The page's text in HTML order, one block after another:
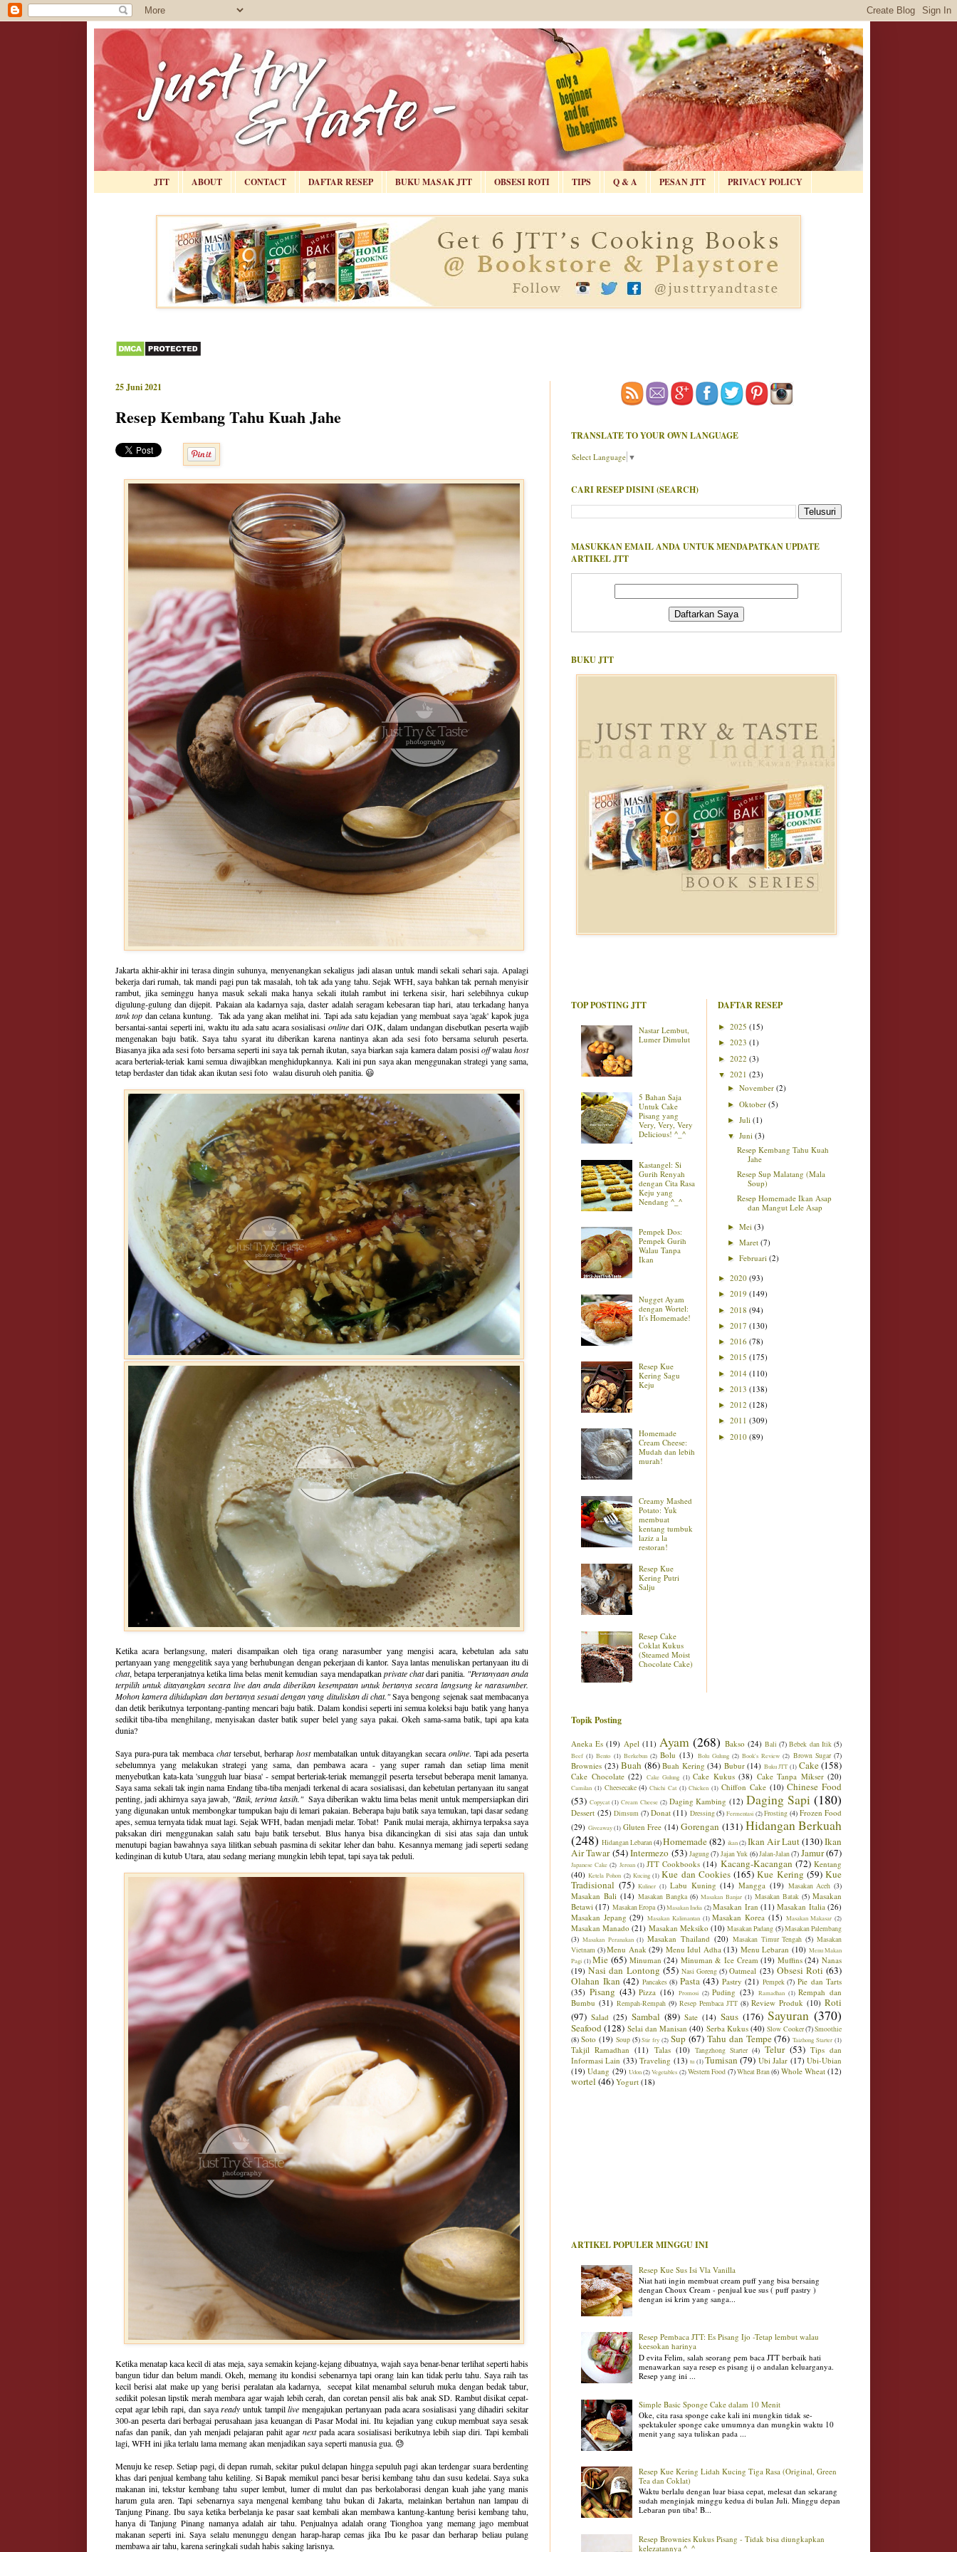
JTT ABOUT CONTACT DAFTAR RESEP BUKU MASAK JTT OBSESI ROTI TIPS Q & A PESAN JTT PRIVACY POLICY
25 Juni 2021
Resep Kembang Tahu Kuah Jahe
Jakarta akhir-akhir ini terasa dingin suhunya, menyenangkan sekaligus jadi alasan untuk mandi sekali sehari saja. Apalagi
bekerja dari rumah, tak mandi pagi pun tak masalah, toh tak ada yang tahu. Sejak WFH, saya bahkan tak pernah menyisir
rambut, jika seminggu hanya masuk sekali maka hanya sekali itulah rambut ini terkena sisir, hari selebihnya cukup
digulung-gulung dan dijepit. Pakaian ala kadarnya saja, daster adalah seragam kebesaran tiap hari, atau terkadang hanya
tank top dan celana kuntung. Tak ada yang akan melihat ini. Tapi ada satu kejadian yang membuat saya 'agak' kapok juga
bersantai-santai seperti ini, waktu itu ada satu acara sosialisasi onlinedari OJK, dalam undangan disebutkan peserta wajib
mengenakan baju batik. Saya tahu syarat itu diberikan karena nantinya akan ada sesi foto bersama seluruh peserta.
Biasanya jika ada sesi foto bersama seperti ini saya tak pernah ikutan, saya biarkan saja kamera dalam posisioffwalauhost
acara berteriak-teriak kami semua diwajibkan menghidupkannya. Kali ini pun saya akan menggunakan strategi yang sama,
tetap berdaster dan tidak akan ikutan sesi foto walau disuruh oleh panitia. 😃
Ketika acara berlangsung, materi disampaikan oleh tiga orang narasumber yang mengisi acara, kebetulan ada satu
pertanyaan yang menggelitik saya yang berhubungan dengan pekerjaan di kantor. Saya lantas menuliskan pertanyaan itu di
chat, betapa terperanjatnya ketika lima belas menit kemudian saya mendapatkanprivate chatdari panitia. "Pertanyaan anda
terpilih untuk ditayangkan secara live dan anda diberikan kesempatan untuk bertanya secara langsung ke narasumber.
Mohon kamera dihidupkan dan bertanya sesuai dengan yang dituliskan di chat."Saya bengong sejenak saat membacanya
dan detik berikutnya terpontang-panting mencari baju batik. Dalam kondisi seperti ini semua koleksi baju batik yang hanya
sedikit tiba-tiba menghilang, menyisakan daster batik super belel yang saya pakai. Okeh sama-sama batik, tapi apa kata
dunia?
Saya pura-pura tak membaca chattersebut, berharaphostmembatalkan untuk ditayangkan secara online. Tapi ada peserta
sebelumnya yang melakukan strategi yang sama, dan pembawa acara - yang super ramah dan setiap lima menit
menyebutkan kata-kata 'sungguh luar biasa' - sempat berteriak-teriak memanggil peserta tersebut beberapa menit lamanya.
Saya sama sekali tak ingin nama Endang tiba-tiba menjadi terkenal di acara sosialisasi, dan kebetulan pertanyaan itu sangat
penting, jadi akhirnya saya jawab, "Baik, terima kasih."Saya diberikan waktu lima belas menit untuk mempersiapkan diri
yang digunakan untuk membongkar tumpukan baju di lemari pakaian. Beberapa baju batik saya temukan, tapi dasar sedang
apes, semua ternyata tidak muat lagi. Sejak WFH, badan menjadi melar. Tobat! Panik mulai meraja, akhirnya terpaksa saya
paksakan diri menggunakan salah satu baju batik tersebut. Blus hanya bisa dikancingkan di sisi atas saja dan untuk
menutupi bagian bawahnya saya lilitkan sebuah pasmina di sekitar leher dan bahu. Kesannya memang jadi seperti sedang
kedinginan di kutub Utara, atau sedang meriang mungkin lebih tepat, tapi saya tak peduli.
Ketika menatap kaca kecil di atas meja, saya semakin kejang-kejang dibuatnya, wajah saya benar-benar terlihat seperti habis
bangun tidur dan belum mandi. Okeh, memang itu kondisi sebenarnya tapi orang lain kan tidak perlu tahu. Saya raih tas
kecil berisi alat make up yang berisi peralatan ala kadarnya, secepat kilat menambal seluruh muka dengan bedak tabur,
sedikit polesan lipstik merah membara agar wajah lebih cerah, dan coretan pensil alis bak anak SD. Rambut disikat cepat-
cepat agar lebih rapi, dan sayaready untuk tampillivemengajukan pertanyaan pada acara sosialisasi yang dihadiri sekitar
300-an peserta dari berbagai perusahaan jasa keuangan di Pasar Modal ini. Itu kejadian yang cukup membuat saya sesak
nafas dan panik, dan yah menjadi pelajaran pahit agar nextpada acara sosialisasi berikutnya lebih siap diri. Tapi kembali
lagi, WFH ini jika terlalu lama memang akan menjadikan saya seperti manusia gua. 😓
Menuju ke resep. Setiap pagi, di depan rumah, sekitar pukul delapan hingga sepuluh pagi akan terdengar suara berdenting
khas dari penjual kembang tahu keliling. Si Bapak memikul panci besar berisi kembang tahu dan susu kedelai. Saya suka
makanan ini, tekstur kembang tahu super lembut, lumer di mulut dan pas berkolaborasi dengan kuah jahe yang manis
harum gula aren. Tapi sebenarnya saya mengenal kembang tahu bukan di Jakarta, melainkan bertahun nan lampau di
Tanjung Pinang. Ibu saya ketika berbelanja ke pasar saat kembali akan membawa kantung-kantung berisi kembang tahu,
hanya di Tanjung Pinang namanya adalah air tahu. Penjualnya adalah orang Tionghoa yang memang jago membuat
makanan seperti ini. Saya selalu menunggu dengan harap-harap cemas jika Ibu ke pasar dan berharap beliau pulang
membawa air tahu, karena seringkali sudah habis saking larisnya.
TRANSLATE TO YOUR OWN LANGUAGE
Select Language ▼
CARI RESEP DISINI (SEARCH)
MASUKKAN EMAIL ANDA UNTUK MENDAPATKAN UPDATE
ARTIKEL JTT
BUKU JTT
TOP POSTING JTT
Nastar Lembut,
Lumer Dimulut
5 Bahan Saja
Untuk Cake
Pisang yang
Very, Very, Very
Delicious! ^_^
Kastangel: Si
Gurih Renyah
dengan Cita Rasa
Keju yang
Nendang ^_^
Pempek Dos:
Pempek Gurih
Walau Tanpa
Ikan
Nugget Ayam
dengan Wortel:
It's Homemade!
Resep Kue
Kering Sagu
Keju
Homemade
Cream Cheese:
Mudah dan lebih
murah!
Creamy Mashed
Potato: Yuk
membuat
kentang tumbuk
laziz a la
restoran!
Resep Kue
Kering Putri
Salju
Resep Cake
Coklat Kukus
(Steamed Moist
Chocolate Cake)
DAFTAR RESEP
► 2025 (15)
► 2023 (1)
► 2022 (3)
▼ 2021 (23)
►November(2)
►Oktober(5)
►Juli(1)
▼Juni(3)
Resep Kembang Tahu Kuah
Jahe
Resep Sup Malatang (Mala
Soup)
Resep Homemade Ikan Asap
dan Mangut Lele Asap
►Mei(3)
►Maret(7)
►Februari(2)
► 2020 (93)
► 2019 (149)
► 2018 (94)
► 2017 (130)
► 2016 (78)
► 2015 (175)
► 2014 (110)
► 2013 (138)
► 2012 (128)
► 2011 (309)
► 2010 (89)
Topik Posting
Aneka Es (19) Apel (11) Ayam (268) Bakso (24) Bali (7) Bebek dan Itik (5)
Beef (1) Bento (1) Berkebun (2) Bolu (13) Bolu Gulung (2) Book's Review (2) Brown Sugar (7)
Brownies (23) Buah (86) Buah Kering (34) Bubur (14) Buku JTT (1) Cake(158)
Cake Chocolate (22) Cake Gulung (1) Cake Kukus (38) Cake Tanpa Mikser (20)
Camilan (1) Cheesecake (4) Chichi Cat (1) Chicken (1) Chiffon Cake (10) Chinese Food
(53) Copycat (1) Cream Cheese (2) Daging Kambing (12) Daging Sapi (180)
Dessert (25) Dimsum (7) Donat (11) Dressing (5) Fermentasi (2) Frosting (4) Frozen Food
(29) Giveaway (1) Gluten Free (14) Gorengan (131) Hidangan Berkuah
(248) Hidangan Lebaran(4)Homemade(82) ikan (2) Ikan Air Laut(130)Ikan
Air Tawar (54)Intermezo (53) Jagung(7) Jajan Yuk (6)Jalan-Jalan(7) Jamur(67)
Japanese Cake (2) Jeroan (1) JTT Cookbooks (14) Kacang-Kacangan (72) Kentang
(40) Ketela Pohon (2) Kucing (1) Kue dan Cookies (165) Kue Kering (59) Kue
Tradisional (75) Kuliner (1) Labu Kuning (14) Mangga (19) Masakan Aceh (3)
Masakan Bali (14) Masakan Bangka (6) Masakan Banjar (1) Masakan Batak (5) Masakan
Betawi (17) Masakan Eropa (3) Masakan India (2) Masakan Iran (11) Masakan Italia (26)
Masakan Jepang (29) Masakan Kalimantan (1) Masakan Korea (15) Masakan Makasar (2)
Masakan Manado (21) Masakan Meksiko (10) Masakan Padang (5)Masakan Palembang
(3) Masakan Peranakan (1) Masakan Thailand (20) Masakan Timur Tengah (5) Masakan
Vietnam (3)Menu Anak (29) Menu Idul Adha (13) Menu Lebaran (10) Menu Makan
Pagi (1) Mie (65) Minuman (24) Minuman & Ice Cream (19) Muffins (24) Nanas
(19) Nasi dan Lontong (55) Nasi Goreng (5) Oatmeal (23) Obsesi Roti (63)
Olahan Ikan (42) Pancakes (8) Pasta (43) Pastry (21) Pempek (7) Pie dan Tarts
(35) Pisang (43) Pizza (16) Promosi (2) Puding (23) Ramadhan (1) Rempah dan
Bumbu (31) Rempah-Rempah (9) Resep Pembaca JTT (8) Review Produk (10) Roti
(97) Salad (25) Sambal (89) Sate (14) Saus (176) Sayuran (370)
Seafood(128) Selai dan Manisan (40) Serba Kukus (40) Slow Cooker(7)Smoothie
(8) Soto (19) Soup (5) Stir fry (2) Sup (67) Tahu dan Tempe (76) Taizhong Starter (1)
Takjil Ramadhan (11) Talas (10) Tangzhong Starter (4) Telur (53) Tips dan
Informasi Lain (33) Traveling (13) tu (1) Tumisan (79) Ubi Jalar (17) Ubi-Ubian
(19) Udang (29) Udon (2) Vegetables (2) Western Food (7)Wheat Bran(6) Whole Wheat (12)
wortel (46) Yogurt (18)
ARTIKEL POPULER MINGGU INI
Resep Kue Sus Isi Vla Vanilla
Niat hati ingin membuat cream puff yang bisa bersaing
dengan Choux Cream - penjual kue sus ( puff pastry )
dengan isi krim yang sanga...
Resep Pembaca JTT: Es Pisang Ijo -Tetap lembut walau
keesokan harinya
D evita Felim, salah seorang pem baca JTT berbaik hati
menawarkan saya resep es pisang ij o andalan keluarganya.
Resep yang ini ...
Simple Basic Sponge Cake dalam 10 Menit
Oke, cita rasa sponge cake kali ini mungkin tidak se-
spektakuler sponge cake umumnya dan mungkin waktu 10
menit yang saya tuliskan pada ...
Resep Kue Kering Lidah Kucing Tiga Rasa (Original, Green
Tea dan Coklat)
Waktu berlalu dengan luar biasa cepat, melesat dan sekarang
sudah menginjak minggu kedua di bulan Juli. Minggu depan
Lebaran pun tiba! B...
Resep Brownies Kukus Pisang - Tidak bisa diungkapkan
kelezatannya ^_^